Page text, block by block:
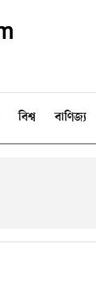
বিশ্ব বাণিজ্য